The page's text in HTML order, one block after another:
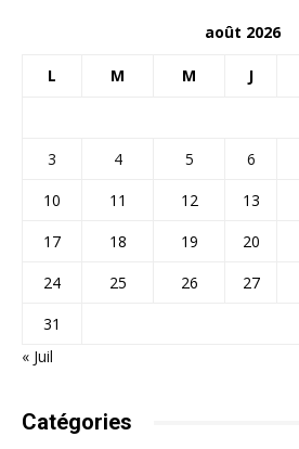
août 2026
L M M J
3
4 5 6
10
11 12 13
17
18 19 20
24
25 26 27
31
« Juil
Catégories